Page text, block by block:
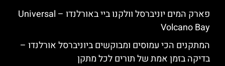
פארק המים יוניברסל וולקנו ביי באורלנדו – Universal
Volcano Bay
המתקנים הכי עמוסים ומבוקשים ביוניברסל אורלנדו –
בדיקה בזמן אמת של תורים לכל מתקן